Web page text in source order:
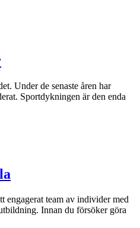
Under de senaste åren har
Sportdykningen är den enda
engagerat team av individer med
Innan du försöker göra